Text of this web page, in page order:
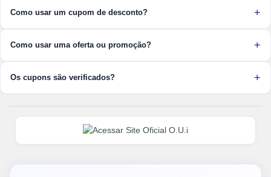
Como usar um cupom de desconto?
Como usar uma oferta ou promoção?
Os cupons são verificados?